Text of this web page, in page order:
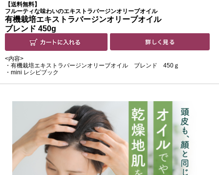
【送料無料】
フルーティな味わいのエキストラバージンオリーブオイル
有機栽培エキストラバージンオリーブオイル
ブレンド 450g
<内容>
・有機栽培エキストラバージンオリーブオイル ブレンド 450ｇ
・mini レシピブック